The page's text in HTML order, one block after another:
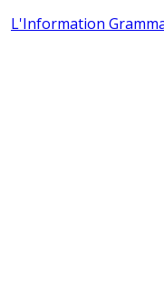
L'Information